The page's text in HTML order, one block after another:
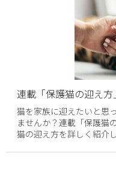
連載「保護猫の迎え方」
猫を家族に迎えたいと思
ませんか？連載「保護猫
猫の迎え方を詳しく紹介